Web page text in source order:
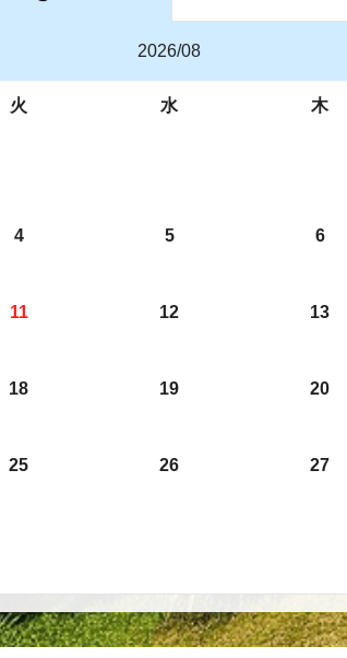
2026/08
火 水 木
4 5 6
11 12 13
18 19 20
25 26 27